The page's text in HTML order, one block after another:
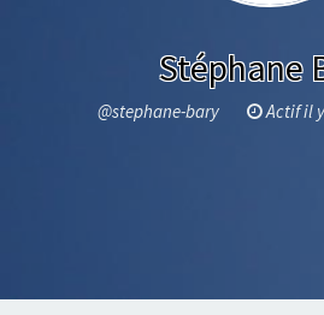
Stéphane
@stephane-bary Actif il